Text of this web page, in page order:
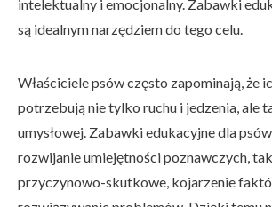
intelektualny i emocjonalny. Zabawki
są idealnym narzędziem do tego celu.
Właściciele psów często zapominają, że
potrzebują nie tylko ruchu i jedzenia, ale
umysłowej. Zabawki edukacyjne dla
rozwijanie umiejętności poznawczych,
przyczynowo-skutkowe, kojarzenie